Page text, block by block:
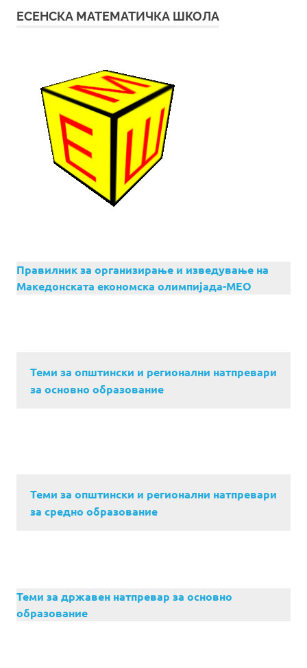
ЕСЕНСКА МАТЕМАТИЧКА ШКОЛА
Правилник за организирање и изведување на
Македонската економска олимпијада-МЕО
Теми за општински и регионални натпревари
за основно образование
Теми за општински и регионални натпревари
за средно образование
Теми за државен натпревар за основно
образование